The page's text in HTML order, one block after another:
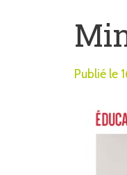
Publié le